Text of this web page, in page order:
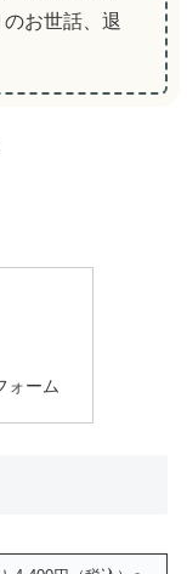
お世話、退
ォーム